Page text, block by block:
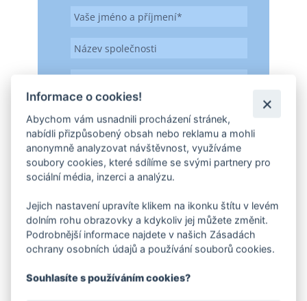
Informace o cookies!
Abychom vám usnadnili procházení stránek,
nabídli přizpůsobený obsah nebo reklamu a mohli
anonymně analyzovat návštěvnost, využíváme
soubory cookies, které sdílíme se svými partnery pro
sociální média, inzerci a analýzu.
Jejich nastavení upravíte klikem na ikonku štítu v levém
dolním rohu obrazovky a kdykoliv jej můžete změnit.
Podrobnější informace najdete v našich Zásadách
ochrany osobních údajů a používání souborů cookies.
Souhlasíte s používáním cookies?